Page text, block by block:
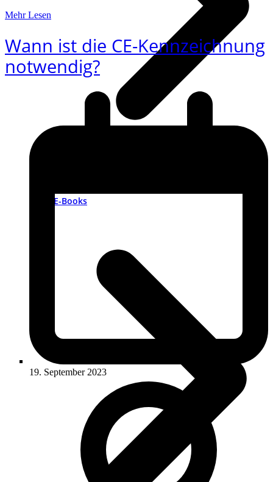
E-Books
Mehr Lesen
Wann ist die CE-Kennzeichnung
notwendig?
19. September 2023